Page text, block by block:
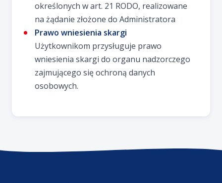
określonych w art. 21 RODO, realizowane
na żądanie złożone do Administratora
Prawo wniesienia skargi
Użytkownikom przysługuje prawo
wniesienia skargi do organu nadzorczego
zajmującego się ochroną danych
osobowych.